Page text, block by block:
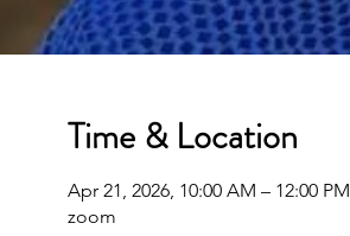
Time & Location
Apr 21, 2026, 10:00 AM – 12:00 PM
zoom